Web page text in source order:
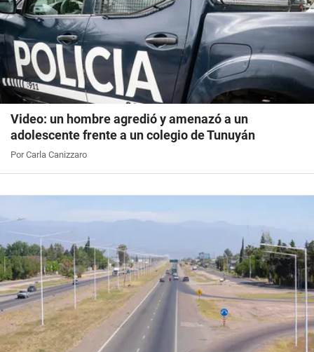
Video: un hombre agredió y amenazó a un
adolescente frente a un colegio de Tunuyán
Por Carla Canizzaro